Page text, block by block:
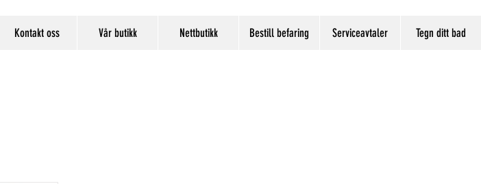
Kontakt oss Vår butikk Nettbutikk Bestill befaring Serviceavtaler Tegn ditt bad